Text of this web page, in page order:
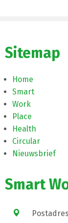
Sitemap
Home
Smart
Work
Place
Health
Circular
Nieuwsbrief
Smart
Postadres